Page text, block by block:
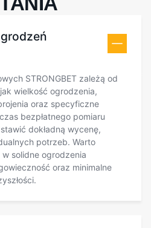
STRONGBET zależą od
wielkość ogrodzenia,
oraz specyficzne
bezpłatnego pomiaru
dokładną wycenę,
potrzeb. Warto
solidne ogrodzenia
oraz minimalne